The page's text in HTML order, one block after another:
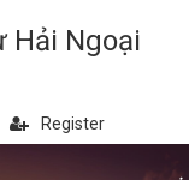
Hải Ngoại
Register